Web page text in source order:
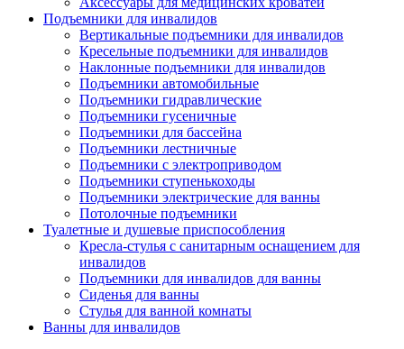
Подъемники для инвалидов
Вертикальные подъемники для инвалидов
Кресельные подъемники для инвалидов
Наклонные подъемники для инвалидов
Подъемники автомобильные
Подъемники гидравлические
Подъемники гусеничные
Подъемники для бассейна
Подъемники лестничные
Подъемники с электроприводом
Подъемники ступенькоходы
Подъемники электрические для ванны
Потолочные подъемники
Туалетные и душевые приспособления
Кресла-стулья с санитарным оснащением для
инвалидов
Подъемники для инвалидов для ванны
Сиденья для ванны
Стулья для ванной комнаты
Ванны для инвалидов